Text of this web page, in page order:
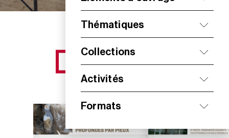
Thématiques
Collections
Activités
Formats
NOS NOUVEAUTÉS